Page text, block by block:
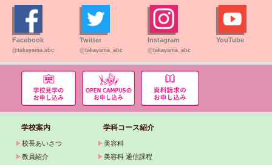
Facebook
@takayama.abc
Twitter
@takayama_abc
Instagram
@takayama_abc
YouTube
学校案内 学科コース紹介
▶校長あいさつ ▶美容科
▶教員紹介 ▶美容科 通信課程